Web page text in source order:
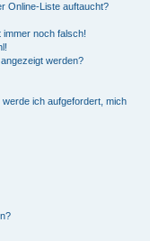
Online-Liste auftaucht?
immer noch falsch!
werden?
ich aufgefordert, mich